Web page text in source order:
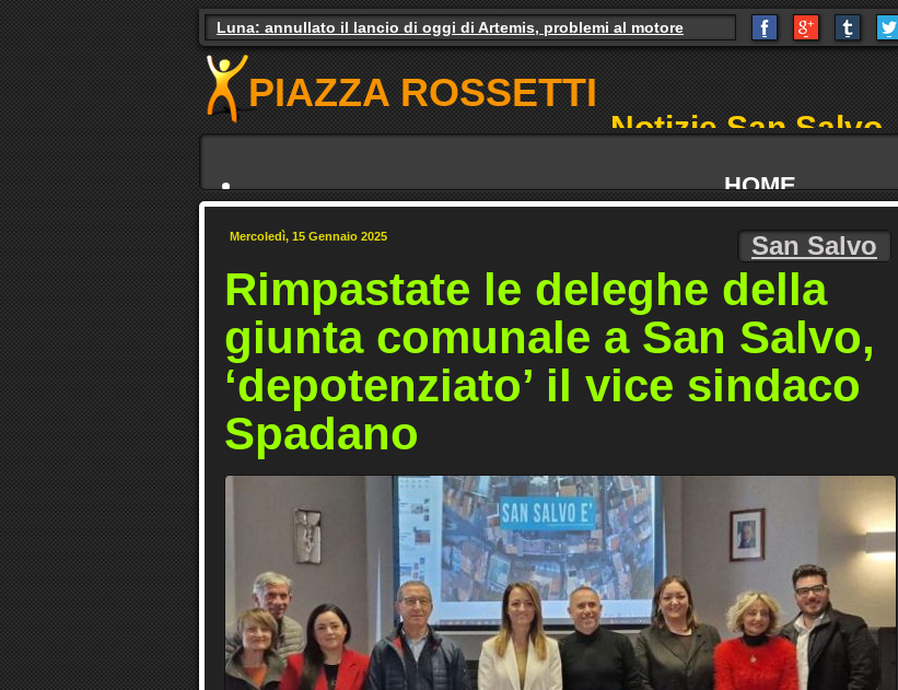
Luna: annullato il lancio di oggi di Artemis, problemi al motore
Gas e luce, il governo studia gli aiuti. Il pressing dei partiti
PIAZZA ROSSETTI
Notizie San Salvo
HOME
NOTIZIE IN PIAZZA
ABRUZZO
CHIETI
VASTO
EVENTI
RUBRICHE
Mercoledì, 15 Gennaio 2025 San Salvo
Rimpastate le deleghe della
giunta comunale a San Salvo,
‘depotenziato’ il vice sindaco
Spadano